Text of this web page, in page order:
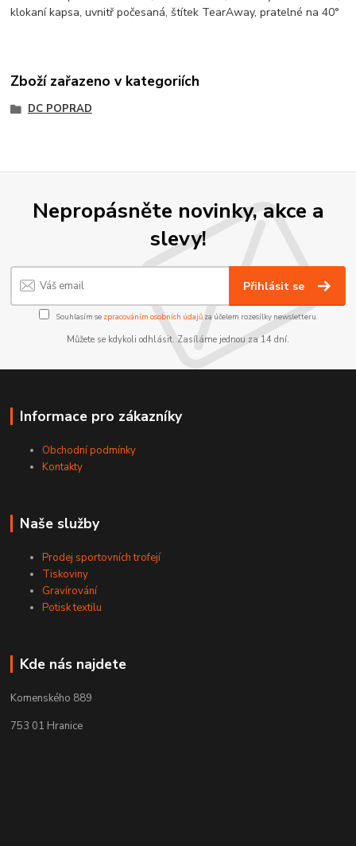
klokaní kapsa, uvnitř počesaná, štítek TearAway, pratelné na 40°
Zboží zařazeno v kategoriích
DC POPRAD
Nepropásněte novinky, akce a
slevy!
Přihlásit se
Souhlasím se zpracováním osobních údajůza účelem rozesílky newsletteru.
Můžete se kdykoli odhlásit. Zasíláme jednou za 14 dní.
Informace pro zákazníky
Obchodní podmínky
Kontakty
Naše služby
Prodej sportovních trofejí
Tiskoviny
Gravírování
Potisk textilu
Kde nás najdete
Komenského 889
753 01 Hranice